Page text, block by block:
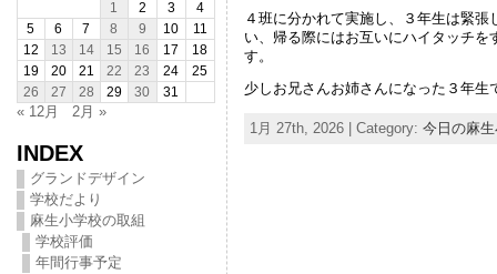
1
2 3
4
5
6 7 8 9 10
11
12
13 14 15 16 17
18
19
20 21 22 23 24
25
26
27 28 29 30 31
« 12月 2月 »
INDEX
グランドデザイン
学校だより
麻生小学校の取組
学校評価
年間行事予定
４班に分かれて実施し、３年生は緊
い、帰る際にはお互いにハイタッチ
す。
少しお兄さんお姉さんになった３年
1月 27th, 2026 | Category: 今日の麻